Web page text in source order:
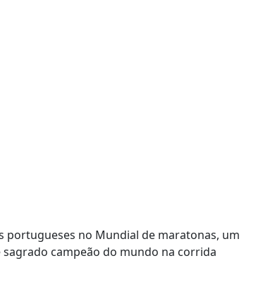
portugueses no Mundial de maratonas, um
campeão do mundo na corrida